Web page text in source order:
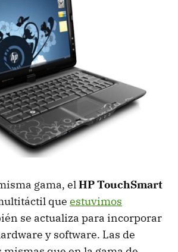
gama, elHP TouchSmart
que estuvimos
se actualiza para incorporar
y software. Las de